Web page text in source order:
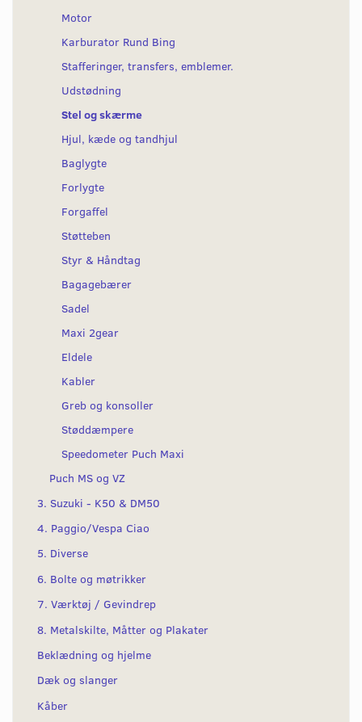
Motor
Karburator Rund Bing
Stafferinger, transfers, emblemer.
Udstødning
Stel og skærme
Hjul, kæde og tandhjul
Baglygte
Forlygte
Forgaffel
Støtteben
Styr & Håndtag
Bagagebærer
Sadel
Maxi 2gear
Eldele
Kabler
Greb og konsoller
Støddæmpere
Speedometer Puch Maxi
Puch MS og VZ
3. Suzuki - K50 & DM50
4. Paggio/Vespa Ciao
5. Diverse
6. Bolte og møtrikker
7. Værktøj / Gevindrep
8. Metalskilte, Måtter og Plakater
Beklædning og hjelme
Dæk og slanger
Kåber